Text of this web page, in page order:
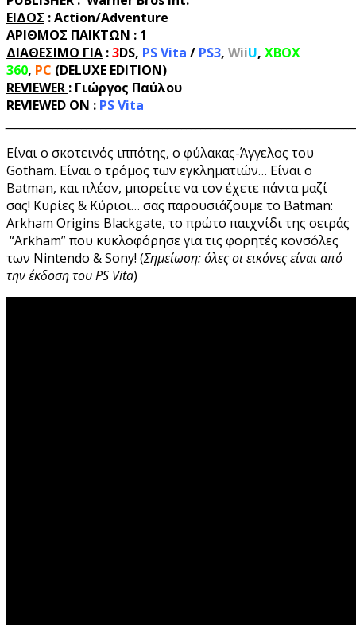
ΕΙΔΟΣ : Action/Adventure
ΑΡΙΘΜΟΣ ΠΑΙΚΤΩΝ : 1
ΔΙΑΘΕΣΙΜΟ ΓΙΑ :3DS, PS Vita / PS3, WiiU, XBOX
360, PC (DELUXE EDITION)
REVIEWER : Γιώργος Παύλου
REVIEWED ON : PS Vita
Είναι ο σκοτεινός ιππότης, ο φύλακας-Άγγελος του
Gotham. Είναι ο τρόμος των εγκληματιών… Είναι ο
Batman, και πλέον, μπορείτε να τον έχετε πάντα μαζί
σας! Κυρίες & Κύριοι… σας παρουσιάζουμε το Batman:
Arkham Origins Blackgate, το πρώτο παιχνίδι της σειράς
“Arkham” που κυκλοφόρησε για τις φορητές κονσόλες
των Nintendo & Sony! (Σημείωση: όλες οι εικόνες είναι από
την έκδοση του PS Vita)